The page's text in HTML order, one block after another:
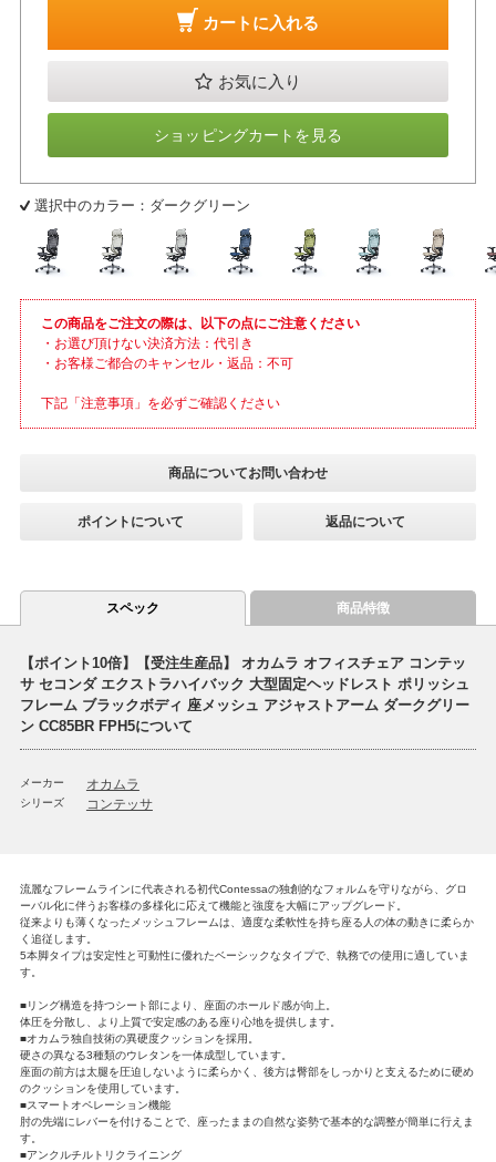
カートに入れる
お気に入り
ショッピングカートを見る
選択中のカラー：ダークグリーン
この商品をご注文の際は、以下の点にご注意ください
・お選び頂けない決済方法：代引き
・お客様ご都合のキャンセル・返品：不可
下記「注意事項」を必ずご確認ください
商品についてお問い合わせ
ポイントについて 返品について
スペック 商品特徴
【ポイント10倍】【受注生産品】 オカムラ オフィスチェア コンテッ
サ セコンダ エクストラハイバック 大型固定ヘッドレスト ポリッシュ
フレーム ブラックボディ 座メッシュ アジャストアーム ダークグリー
ン CC85BR FPH5について
メーカー オカムラ
シリーズ コンテッサ
流麗なフレームラインに代表される初代Contessaの独創的なフォルムを守りながら、グロ
ーバル化に伴うお客様の多様化に応えて機能と強度を大幅にアップグレード。
従来よりも薄くなったメッシュフレームは、適度な柔軟性を持ち座る人の体の動きに柔らか
く追従します。
5本脚タイプは安定性と可動性に優れたベーシックなタイプで、執務での使用に適していま
す。
■リング構造を持つシート部により、座面のホールド感が向上。
体圧を分散し、より上質で安定感のある座り心地を提供します。
■オカムラ独自技術の異硬度クッションを採用。
硬さの異なる3種類のウレタンを一体成型しています。
座面の前方は太腿を圧迫しないように柔らかく、後方は臀部をしっかりと支えるために硬め
のクッションを使用しています。
■スマートオペレーション機能
肘の先端にレバーを付けることで、座ったままの自然な姿勢で基本的な調整が簡単に行えま
す。
■アンクルチルトリクライニング